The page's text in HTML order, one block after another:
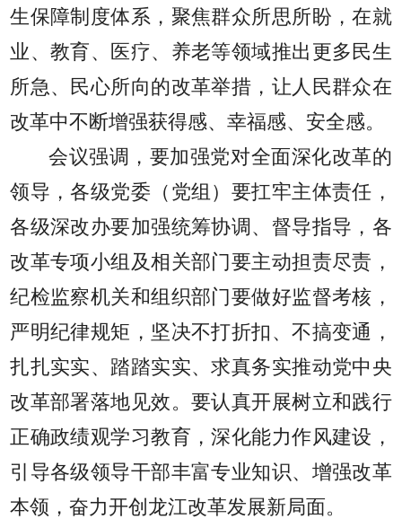
生保障制度体系，聚焦群众所思所盼，在就
业、教育、医疗、养老等领域推出更多民生
所急、民心所向的改革举措，让人民群众在
改革中不断增强获得感、幸福感、安全感。
会议强调，要加强党对全面深化改革的
领导，各级党委（党组）要扛牢主体责任，
各级深改办要加强统筹协调、督导指导，各
改革专项小组及相关部门要主动担责尽责，
纪检监察机关和组织部门要做好监督考核，
严明纪律规矩，坚决不打折扣、不搞变通，
扎扎实实、踏踏实实、求真务实推动党中央
改革部署落地见效。要认真开展树立和践行
正确政绩观学习教育，深化能力作风建设，
引导各级领导干部丰富专业知识、增强改革
本领，奋力开创龙江改革发展新局面。